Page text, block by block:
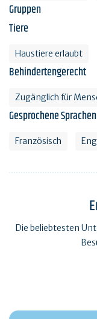
Gruppen
Tiere
Haustiere erlaubt
Behindertengerecht
Zugänglich für
Gesprochene Sprachen
Französisch
Die beliebtesten